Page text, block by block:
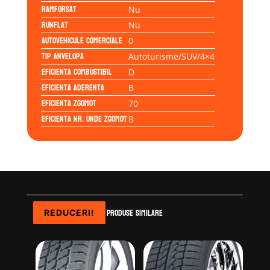
Ramforsat
Nu
Runflat Nu
Autovehicule comerciale 0
Tip anvelopa Autoturisme/SUV/4×4
Eficienta Combustibil D
Eficienta Aderenta B
Eficienta Zgomot 70
Eficienta Nr. Unde ZgomotB
Produse similare
REDUCERI!
REDUCERI!
REDUCERI!
REDUCERI!